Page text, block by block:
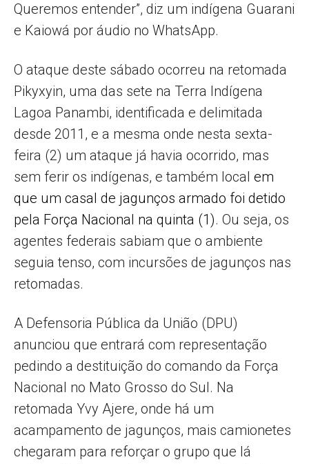
Queremos entender”, diz um indígena Guarani
e Kaiowá por áudio no WhatsApp.
O ataque deste sábado ocorreu na retomada
Pikyxyin, uma das sete na Terra Indígena
Lagoa Panambi, identificada e delimitada
desde 2011, e a mesma onde nesta sexta-
feira (2) um ataque já havia ocorrido, mas
sem ferir os indígenas, e também local em
que um casal de jagunços armado foi detido
pela Força Nacional na quinta (1). Ou seja, os
agentes federais sabiam que o ambiente
seguia tenso, com incursões de jagunços nas
retomadas.
A Defensoria Pública da União (DPU)
anunciou que entrará com representação
pedindo a destituição do comando da Força
Nacional no Mato Grosso do Sul. Na
retomada Yvy Ajere, onde há um
acampamento de jagunços, mais camionetes
chegaram para reforçar o grupo que lá